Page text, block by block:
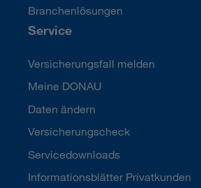
Branchenlösungen
Service
Versicherungsfall melden
Meine DONAU
Daten ändern
Versicherungscheck
Servicedownloads
Informationsblätter Privatkunden